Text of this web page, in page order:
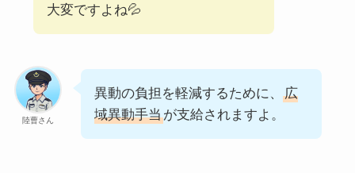
大変ですよね💦
陸曹さん
異動の負担を軽減するために、
広
域異動手当が支給されますよ。